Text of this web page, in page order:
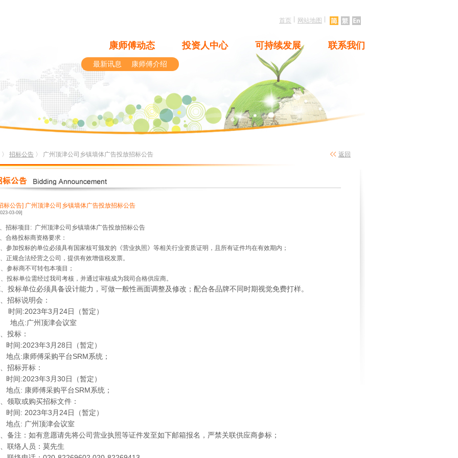
首页 网站地图
康师傅动态 投资人中心 可持续发展 联系我们
最新讯息 康师傅介绍
〉 招标公告 〉 广州顶津公司乡镇墙体广告投放招标公告 返回
标公告] 广州顶津公司乡镇墙体广告投放招标公告
03-09]
招标项目 : 广州顶津公司乡镇墙体广告投放招标公告
、合格投标商资格要求：
参加投标的单位必须具有国家核可颁发的《营业执照》等相关行业资质证明，且所有证件均在有效期内；
正规合法经营之公司，提供有效增值税发票。
参标商不可转包本项目；
投标单位需经过我司考核，并通过审核成为我司合格供应商。
、投标单位必须具备设计能力，可做一般性画面调整及修改；配合各品牌不同时期视觉免费打样。
、招标说明会：
时间:2023年3 月 24日（暂定）
地点:广州顶津会议室
、投标：
时间:2023年3 月 28日（暂定）
地点:康师傅采购平台SRM系统；
、招标开标：
时间:2023年3 月30日（暂定）
地点: 康师傅采购平台SRM系统；
、领取或购买招标文件：
时间: 2023年3 月 24日（暂定）
地点: 广州顶津会议室
、备注：如有意愿请先将公司营业执照等证件发至如下邮箱报名，严禁关联供应商参标；
、联络人员：莫先生